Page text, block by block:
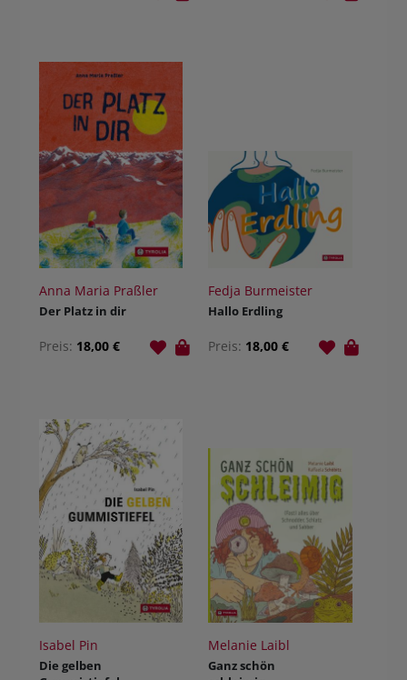
Anna Maria Praßler
Der Platz in dir
Preis: 18,00 €
Fedja Burmeister
Hallo Erdling
Preis: 18,00 €
Isabel Pin
Die gelben
Melanie Laibl
Ganz schön